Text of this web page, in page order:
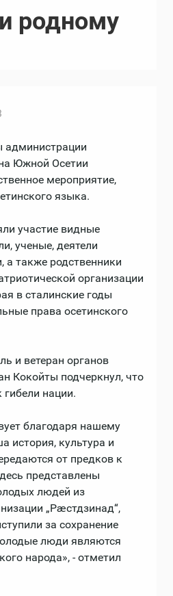
родному
администрации
Южной Осетии
мероприятие,
языка.
участие видные
ученые, деятели
а также родственники
организации
в сталинские годы
права осетинского
и ветеран органов
Кокойты подчеркнул, что
гибели нации.
благодаря нашему
история, культура и
от предков к
представлены
людей из
„Рæстдзинад“,
за сохранение
люди являются
народа», - отметил